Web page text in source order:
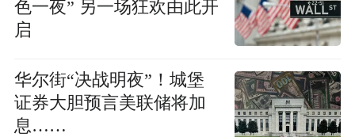
色一夜” 另一场狂欢由此开
启
华尔街“决战明夜”！城堡
证券大胆预言美联储将加
息……